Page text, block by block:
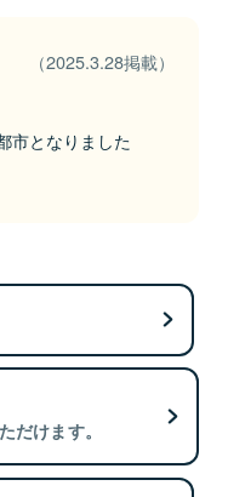
（2025.3.28掲載）
市となりました
だけます。